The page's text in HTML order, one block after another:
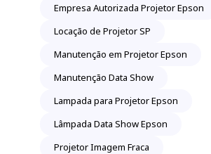
Empresa Autorizada Projetor Epson
Locação de Projetor SP
Manutenção em Projetor Epson
Manutenção Data Show
Lampada para Projetor Epson
Lâmpada Data Show Epson
Projetor Imagem Fraca